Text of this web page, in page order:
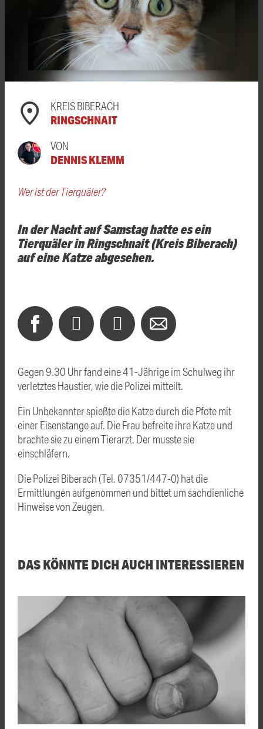
KREIS BIBERACH
RINGSCHNAIT
VON
DENNIS KLEMM
Wer ist der Tierquäler?
In der Nacht auf Samstag hatte es ein
Tierquäler in Ringschnait (Kreis Biberach)
auf eine Katze abgesehen.
Gegen 9.30 Uhr fand eine 41-Jährige im Schulweg ihr
verletztes Haustier, wie die Polizei mitteilt.
Ein Unbekannter spießte die Katze durch die Pfote mit
einer Eisenstange auf. Die Frau befreite ihre Katze und
brachte sie zu einem Tierarzt. Der musste sie
einschläfern.
Die Polizei Biberach (Tel. 07351/447-0) hat die
Ermittlungen aufgenommen und bittet um sachdienliche
Hinweise von Zeugen.
DAS KÖNNTE DICH AUCH INTERESSIEREN